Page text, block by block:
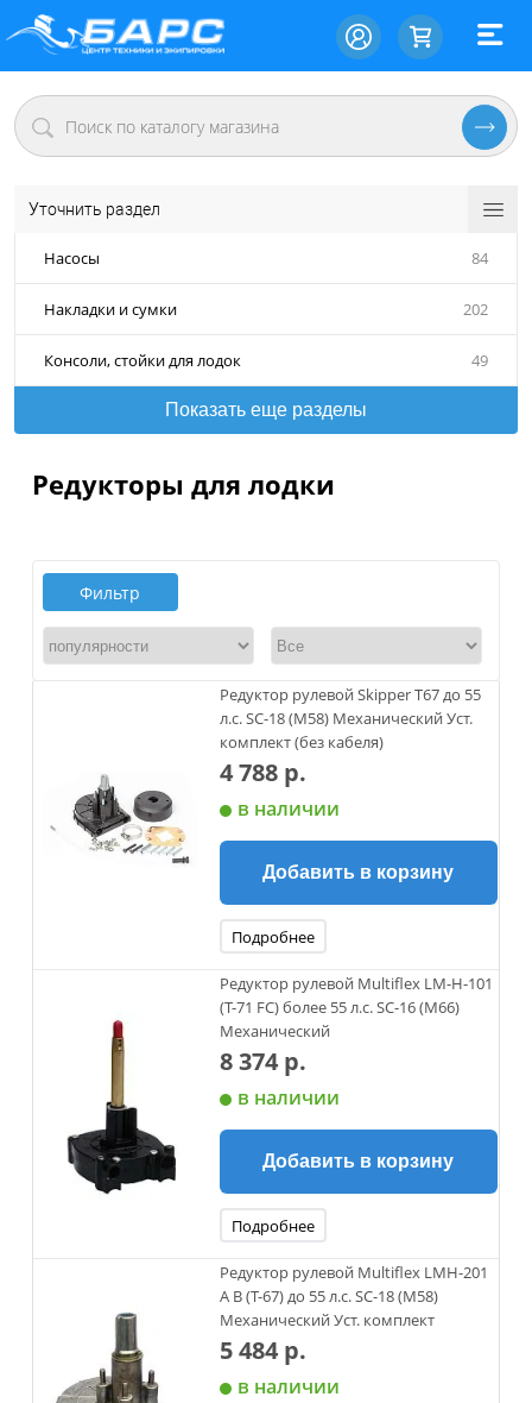
Уточнить раздел
Насосы 84
Накладки и сумки 202
Консоли, стойки для лодок 49
Показать еще разделы
Редукторы для лодки
Фильтр
Редуктор рулевой Skipper T67 до 55
л.с. SC-18 (M58) Механический Уст.
комплект (без кабеля)
4 788 р.
в наличии
Добавить в корзину
Подробнее
Редуктор рулевой Multiflex LM-H-101
(T-71 FC) более 55 л.с. SC-16 (M66)
Механический
8 374 р.
в наличии
Добавить в корзину
Подробнее
Редуктор рулевой Multiflex LMH-201
А В (T-67) до 55 л.с. SC-18 (M58)
Механический Уст. комплект
5 484 р.
в наличии